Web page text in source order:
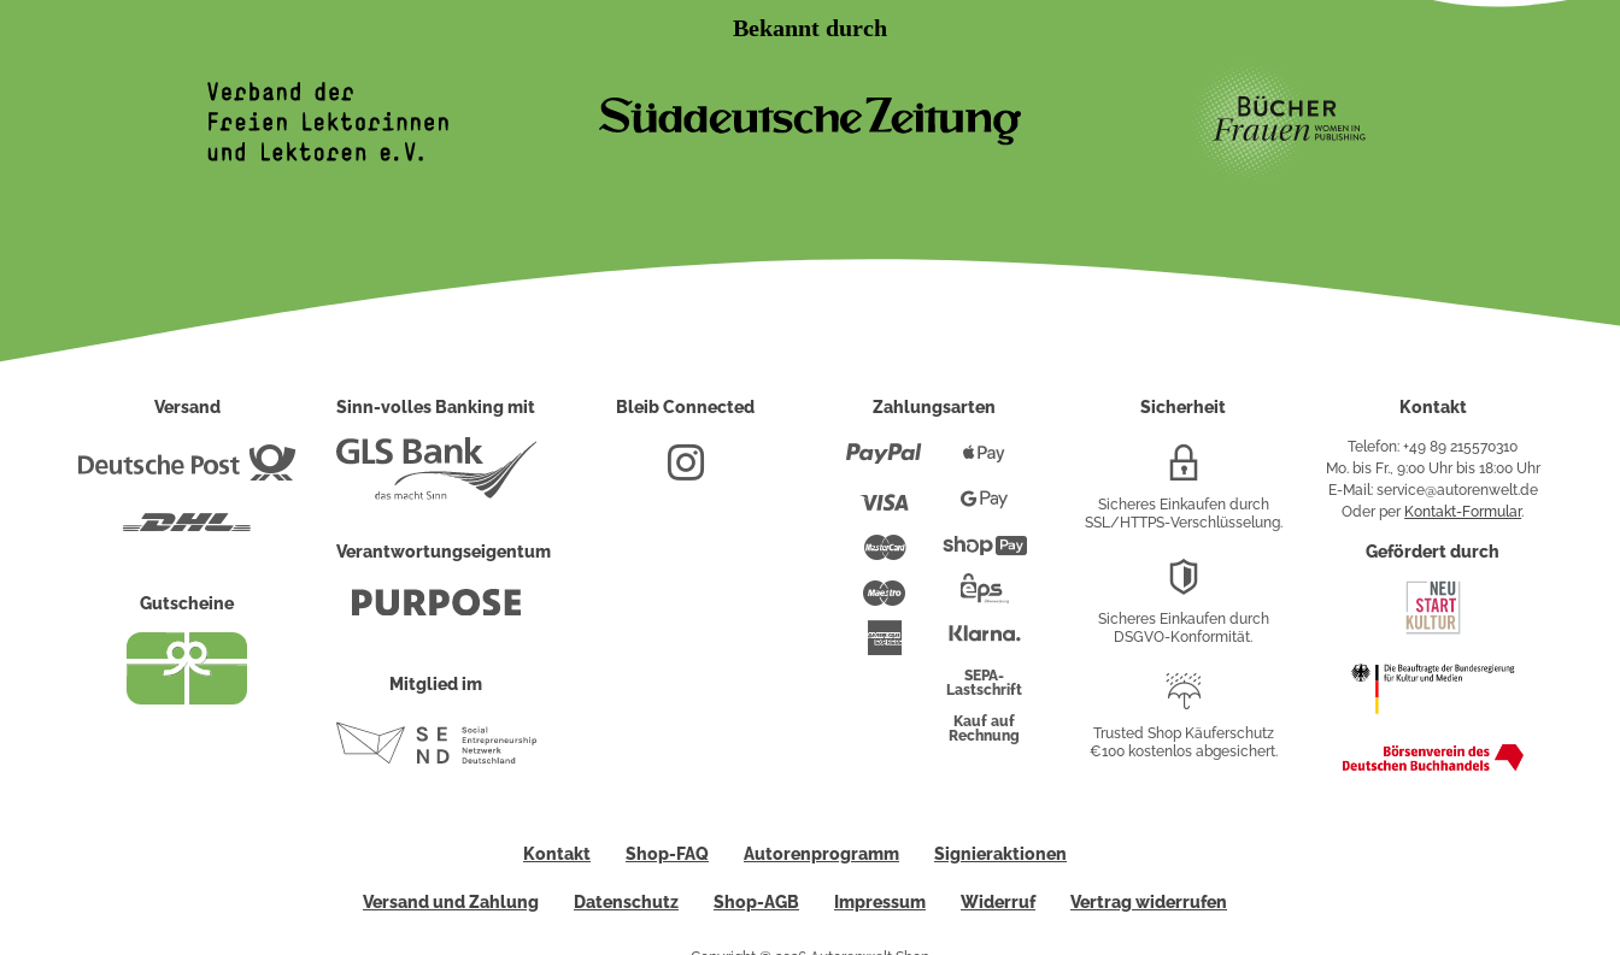
Bekannt durch
Versand
Deutsche
Gutscheine
Sinn-volles Banking mit
Verantwortungseigentum
Mitglied im
Bleib Connected Zahlungsarten
Paypal
Mastercard
Maestro
American
Express
Pay
PayShopify
Überweisung
SEPA-
Lastschrift
Kauf auf
Rechnung
Sicherheit
Verschlüsselung
Sicheres Einkaufen durch
SSL/HTTPS-Verschlüsselung.
Sicheres Einkaufen durch
DSGVO-Konformität.
Käuferschutz
Trusted Shop Käuferschutz
€100 kostenlos abgesichert.
Kontakt
Telefon: +49 89 215570310
Mo. bis Fr., 9:00 Uhr bis 18:00 Uhr
E-Mail: service@autorenwelt.de
Oder per Kontakt-Formular.
Gefördert durch
Kontakt Shop-FAQ Autorenprogramm Signieraktionen
Versand und Zahlung Datenschutz Shop-AGB Impressum Widerruf Vertrag widerrufen